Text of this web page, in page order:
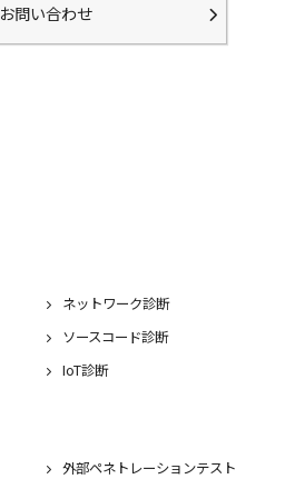
お問い合わせ
ネットワーク診断
ソースコード診断
IoT診断
外部ペネトレーションテスト